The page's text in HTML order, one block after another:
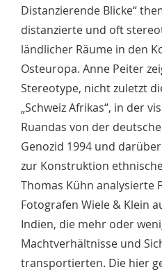
Distanzierende Blicke“
distanzierte und oft
ländlicher Räume in den
Osteuropa. Anne Peiter
Stereotype, nicht zuletzt
„Schweiz Afrikas“, in der
Ruandas von der
Genozid 1994 und
zur Konstruktion
Thomas Kühn analysierte
Fotografen Wiele & Klein
Indien, die mehr oder
Machtverhältnisse und
transportierten. Die hier